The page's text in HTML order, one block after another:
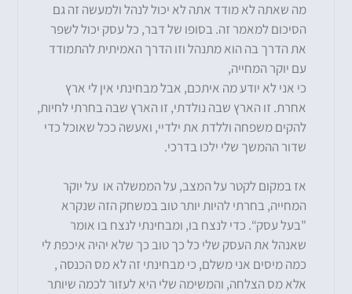
מה שאתה לא מודד אתה לא יכול לנהל ולמעשה זה גם
הסיכום למאמר זה.בסופו של דבר, כל עסק יכול לשפר
את הדרך בה הוא מתנהל וזו הדרך האמיתית להתמודד
עם יוקר המחייה,
כי אני לא יודע מה איתכם, אבל מבחינתי אין לי ארץ
אחרת.זו הארץ שבה נולדתי, זו הארץ שבה בחרתי לחיות,
להקים משפחה וללדת את ילדיי, ואעשה ככל שאוכל כדי
שדור ההמשך שלי ילכו בדרכי.
אז במקום לקטר על המצב,על הממשלה או על יוקר
המחייה,בחרתי להיות יותר טוב במשחק הזה שנקרא
"בעל עסק“. כדי לנצח בו, ומבחינתי לנצח בו אומר
שאנהל את העסק שלי כל כך טוב כך שלא יהיה איכפת לי
כמה מיסים אני משלם, כי מבחינתי זה לא מס הכנסה
אלא מס הצלחה, והמשימה שלי היא לעזור לכמה שיותר